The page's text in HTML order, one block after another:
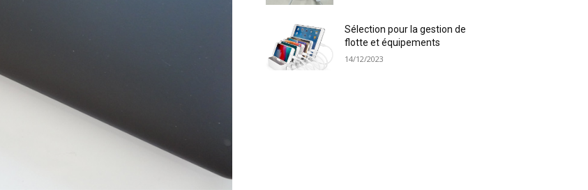
Sélection pour la gestion de
flotte et équipements
14/12/2023